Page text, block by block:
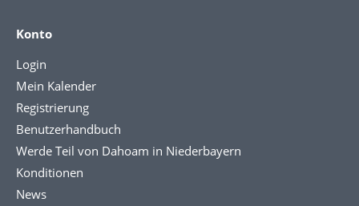
Konto
Login
Mein Kalender
Registrierung
Benutzerhandbuch
Werde Teil von Dahoam in Niederbayern
Konditionen
News